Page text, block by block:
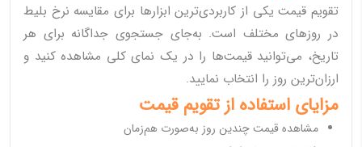
تقویم قیمت یکی از کاربردی‌ترین ابزارها برای مقایسه نرخ بلیط
در روزهای مختلف است. به‌جای جستجوی جداگانه برای هر
تاریخ، می‌توانید قیمت‌ها را در یک نمای کلی مشاهده کنید و
ارزان‌ترین روز را انتخاب نمایید.
مزایای استفاده از تقویم قیمت
مشاهده قیمت چندین روز به‌صورت هم‌زمان